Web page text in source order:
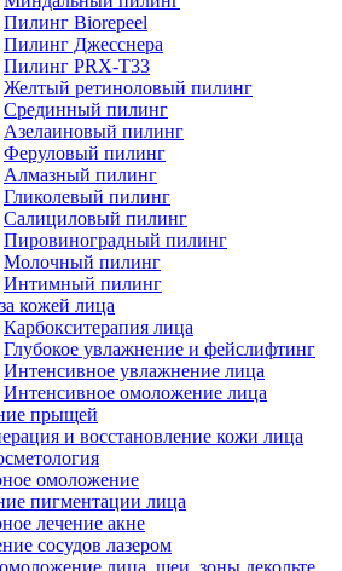
Пилинг Biorepeel
Пилинг Джесснера
Пилинг PRX-T33
Желтый ретиноловый пилинг
Срединный пилинг
Азелаиновый пилинг
Феруловый пилинг
Алмазный пилинг
Гликолевый пилинг
Салициловый пилинг
Пировиноградный пилинг
Молочный пилинг
Интимный пилинг
кожей лица
Карбокситерапия лица
Глубокое увлажнение и фейслифтинг
Интенсивное увлажнение лица
Интенсивное омоложение лица
прыщей
и восстановление кожи лица
омоложение
пигментации лица
лечение акне
сосудов лазером
лица, шеи, зоны декольте